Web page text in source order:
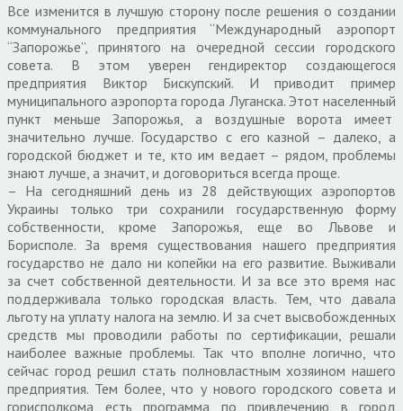
Все изменится в лучшую сторону после решения о создании
коммунального предприятия “Международный аэропорт
“Запорожье”, принятого на очередной сессии городского
совета. В этом уверен гендиректор создающегося
предприятия Виктор Бискупский. И приводит пример
муниципального аэропорта города Луганска. Этот населенный
пункт меньше Запорожья, а воздушные ворота имеет
значительно лучше. Государство с его казной – далеко, а
городской бюджет и те, кто им ведает – рядом, проблемы
знают лучше, а значит, и договориться всегда проще.
– На сегодняшний день из 28 действующих аэропортов
Украины только три сохранили государственную форму
собственности, кроме Запорожья, еще во Львове и
Борисполе. За время существования нашего предприятия
государство не дало ни копейки на его развитие. Выживали
за счет собственной деятельности. И за все это время нас
поддерживала только городская власть. Тем, что давала
льготу на уплату налога на землю. И за счет высвобожденных
средств мы проводили работы по сертификации, решали
наиболее важные проблемы. Так что вполне логично, что
сейчас город решил стать полновластным хозяином нашего
предприятия. Тем более, что у нового городского совета и
горисполкома есть программа по привлечению в город